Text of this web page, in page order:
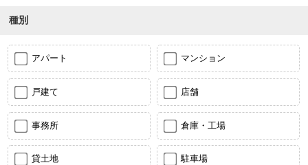
種別
アパート マンション
戸建て 店舗
事務所 倉庫・工場
貸土地 駐車場